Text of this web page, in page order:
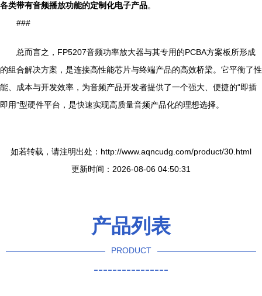
各类带有音频播放功能的定制化电子产品。
###
总而言之，FP5207音频功率放大器与其专用的PCBA方案板所形成
的组合解决方案，是连接高性能芯片与终端产品的高效桥梁。它平衡了性
能、成本与开发效率，为音频产品开发者提供了一个强大、便捷的“即插
即用”型硬件平台，是快速实现高质量音频产品化的理想选择。
如若转载，请注明出处：http://www.aqncudg.com/product/30.html
更新时间：2026-08-06 04:50:31
产品列表
PRODUCT
----------------